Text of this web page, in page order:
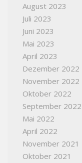
August 2023
Juli 2023
Juni 2023
Mai 2023
April 2023
Dezember 2022
November 2022
Oktober 2022
September 2022
Mai 2022
April 2022
November 2021
Oktober 2021